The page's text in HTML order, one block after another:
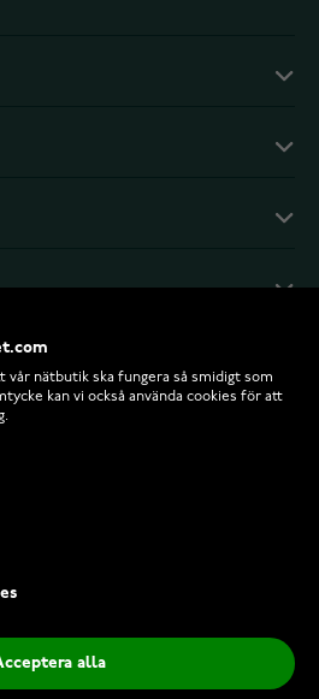
649,00 Kr
vår nätbutik ska fungera så smidigt som
kan vi också använda cookies för att
alla